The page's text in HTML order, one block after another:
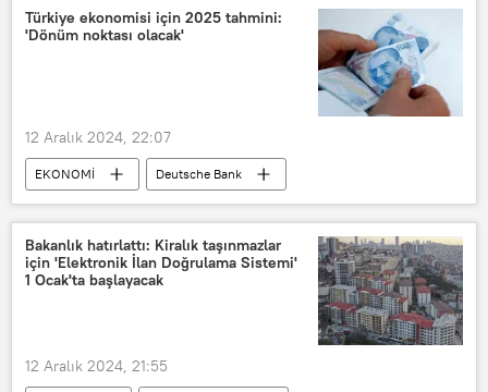
Samsun
Türkiye ekonomisi için 2025 tahmini:
'Dönüm noktası olacak'
12 Aralık 2024, 22:07
EKONOMİ
Deutsche Bank
TL
Kur Korumalı TL Mevduat
Enflasyon
Asgari ücret
Bakanlık hatırlattı: Kiralık taşınmazlar
için 'Elektronik İlan Doğrulama Sistemi'
1 Ocak'ta başlayacak
12 Aralık 2024, 21:55